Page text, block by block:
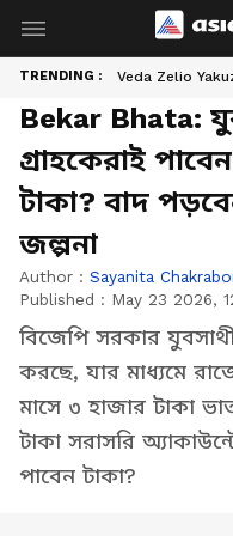
TRENDING : Veda Zelio
Bekar Bhata:
গ্রাহকেরাই
টাকা? বাদ
জল্পনা
Author : Sayanita
Published : May 23 2026,
বিজেপি সরকার
করছে, যার মাধ্যমে
মাসে ৩ হাজার টাকা
টাকা সরাসরি
পাবেন টাকা?